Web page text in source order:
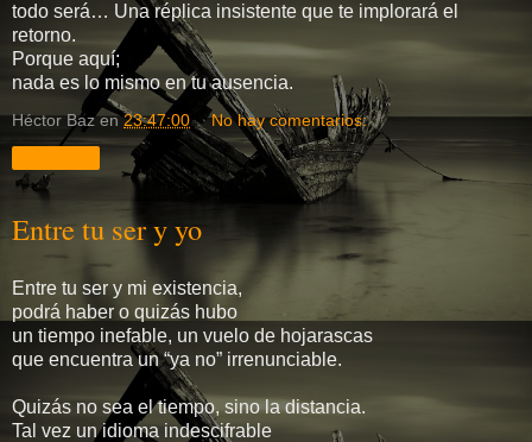
todo será… Una réplica insistente que te implorará el
retorno.
Porque aquí;
nada es lo mismo en tu ausencia.
Héctor Baz en23:47:00 No hay comentarios:
Entre tu ser y yo
Entre tu ser y mi existencia,
podrá haber o quizás hubo
un tiempo inefable, un vuelo de hojarascas
que encuentra un “ya no” irrenunciable.
Quizás no sea el tiempo, sino la distancia.
Tal vez un idioma indescifrable